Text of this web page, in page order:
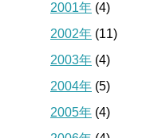
2001年 (4)
2002年 (11)
2003年 (4)
2004年 (5)
2005年 (4)